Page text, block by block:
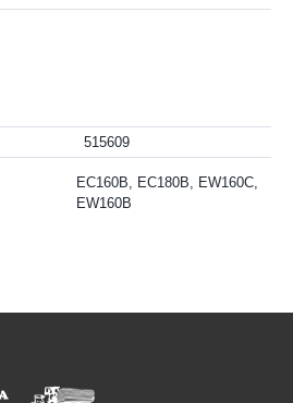
515609
EC160B, EC180B, EW160C,
EW160B